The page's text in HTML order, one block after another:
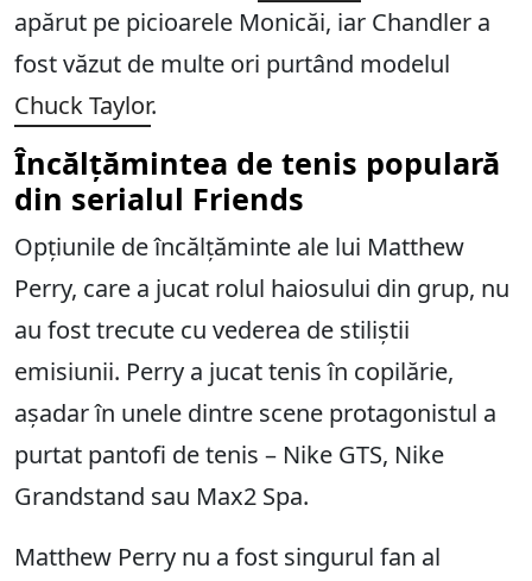
apărut pe picioarele Monicăi, iar Chandler a
fost văzut de multe ori purtând modelul
Chuck Taylor.
Încălțămintea de tenis populară
din serialul Friends
Opțiunile de încălțăminte ale lui Matthew
Perry, care a jucat rolul haiosului din grup, nu
au fost trecute cu vederea de stiliștii
emisiunii. Perry a jucat tenis în copilărie,
așadar în unele dintre scene protagonistul a
purtat pantofi de tenis – Nike GTS, Nike
Grandstand sau Max2 Spa.
Matthew Perry nu a fost singurul fan al